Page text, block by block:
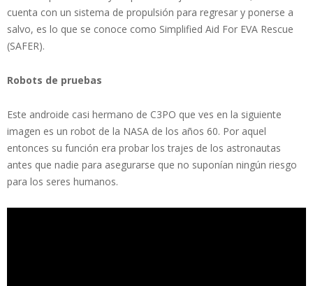
cuenta con un sistema de propulsión para regresar y ponerse a
salvo, es lo que se conoce como Simplified Aid For EVA Rescue
(SAFER).
Robots de pruebas
Este androide casi hermano de C3PO que ves en la siguiente
imagen es un robot de la NASA de los años 60. Por aquel
entonces su función era probar los trajes de los astronautas
antes que nadie para asegurarse que no suponían ningún riesgo
para los seres humanos.